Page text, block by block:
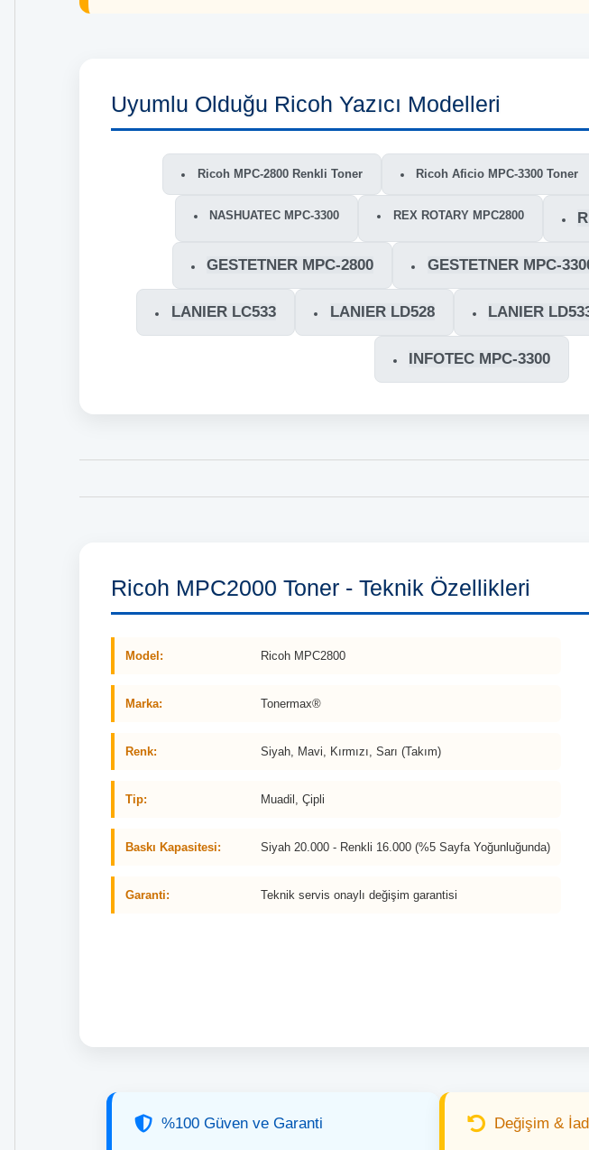
Uyumlu Olduğu Ricoh Yazıcı Modelleri
Ricoh MPC-2800 Renkli Toner Ricoh Aficio MPC-3300 Toner
NASHUATEC MPC-3300 REX ROTARY MPC2800
GESTETNER MPC-2800 GESTETNER MPC-
LANIER LC533 LANIER LD528 LANIER
INFOTEC MPC-3300
Ricoh MPC2000 Toner - Teknik Özellikleri
Model: Ricoh MPC2800
Marka: Tonermax®
Renk: Siyah, Mavi, Kırmızı, Sarı (Takım)
Tip: Muadil, Çipli
Baskı Kapasitesi: Siyah 20.000 - Renkli 16.000 (%5 Sayfa Yoğunluğunda)
Garanti: Teknik servis onaylı değişim garantisi
%100 Güven ve Garanti Değişim &